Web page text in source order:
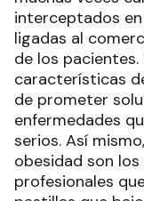
interceptados
ligadas al
de los pacientes.
características
de prometer
enfermedades
serios. Así
obesidad son
profesionales